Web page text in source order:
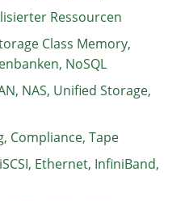
Ressourcen
Class Memory,
NoSQL
NAS, Unified Storage,
Compliance, Tape
Ethernet, InfiniBand,